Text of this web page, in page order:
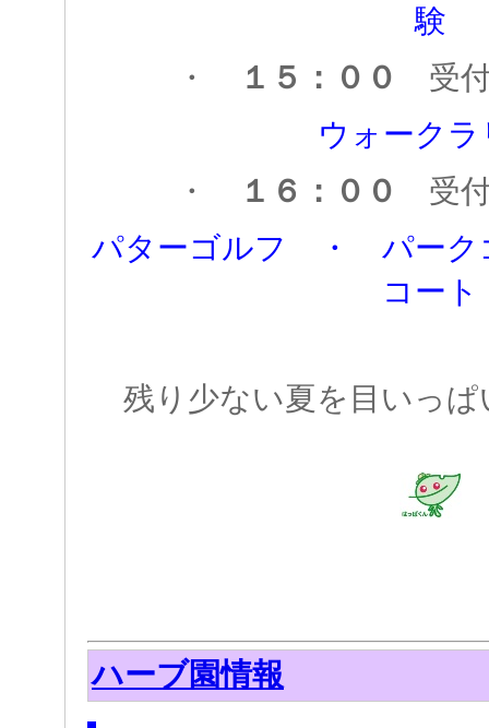
験
・
１５：００ 受
ウォークラ
・
１６：００ 受
パターゴルフ ・ パー
コート
残り少ない夏を目いっ
ハーブ園情報